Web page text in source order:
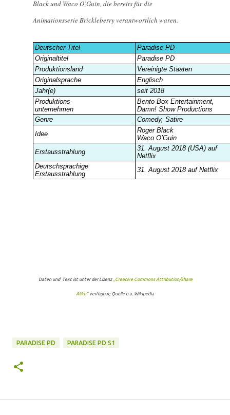
Black und Waco O’Guin, die bereits für die
Animationsserie Brickleberry verantwortlich waren.
Deutscher Titel
Paradise PD
Originaltitel
Paradise PD
Produktionsland
Vereinigte Staaten
Originalsprache
Englisch
Jahr(e)
seit 2018
Produktions-
unternehmen
Bento Box Entertainment,
Damn! Show Productions
Genre
Comedy, Satire
Idee
Roger Black
Waco O’Guin
Erstausstrahlung
31. August 2018 (USA) auf
Netflix
Deutschsprachige
Erstausstrahlung
31. August 2018 auf Netflix
Daten und Text ist unter der Lizenz„Creative Commons Attribution/Share
Alike“verfügbar; Quelle u.a. Wikipedia
PARADISE PD PARADISE PD S1